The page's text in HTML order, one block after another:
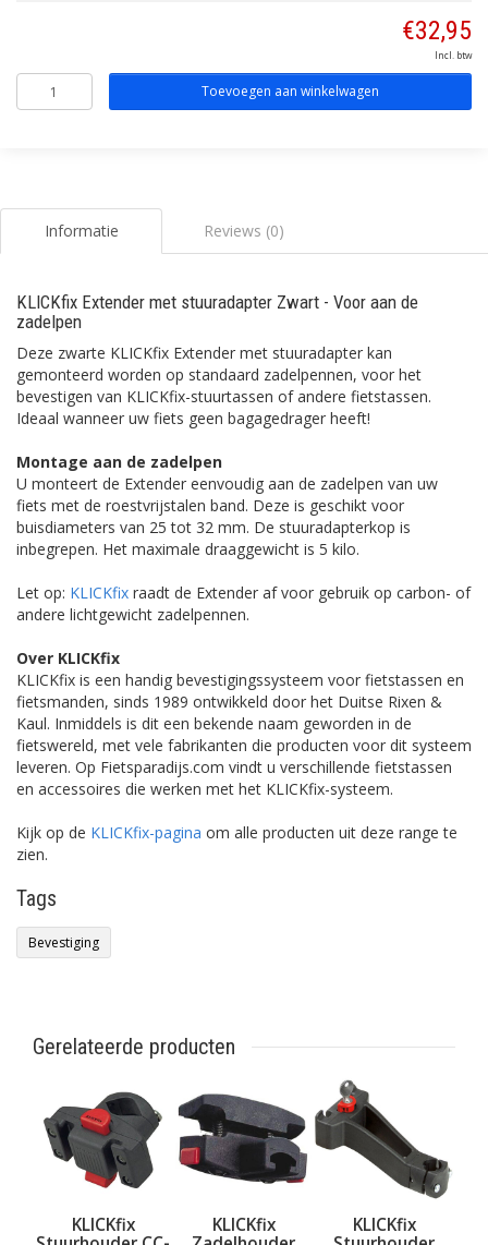
€32,95
Incl. btw
Toevoegen aan winkelwagen
Informatie Reviews (0)
KLICKfix Extender met stuuradapter Zwart - Voor aan de
zadelpen
Deze zwarte KLICKfix Extender met stuuradapter kan
gemonteerd worden op standaard zadelpennen, voor het
bevestigen van KLICKfix-stuurtassen of andere fietstassen.
Ideaal wanneer uw fiets geen bagagedrager heeft!
Montage aan de zadelpen
U monteert de Extender eenvoudig aan de zadelpen van uw
fiets met de roestvrijstalen band. Deze is geschikt voor
buisdiameters van 25 tot 32 mm. De stuuradapterkop is
inbegrepen. Het maximale draaggewicht is 5 kilo.
Let op: KLICKfix raadt de Extender af voor gebruik op carbon- of
andere lichtgewicht zadelpennen.
Over KLICKfix
KLICKfix is een handig bevestigingssysteem voor fietstassen en
fietsmanden, sinds 1989 ontwikkeld door het Duitse Rixen &
Kaul. Inmiddels is dit een bekende naam geworden in de
fietswereld, met vele fabrikanten die producten voor dit systeem
leveren. Op Fietsparadijs.com vindt u verschillende fietstassen
en accessoires die werken met het KLICKfix-systeem.
Kijk op de KLICKfix-pagina om alle producten uit deze range te
zien.
Tags
Bevestiging
Gerelateerde producten
KLICKfix
KLICKfix
KLICKfix